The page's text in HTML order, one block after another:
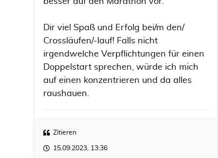
Dir viel Spaß und Erfolg bei/m den/
Crossläufen/-lauf! Falls nicht
irgendwelche Verpflichtungen für einen
Doppelstart sprechen, würde ich mich
auf einen konzentrieren und da alles
raushauen.
Zitieren
15.09.2023, 13:36